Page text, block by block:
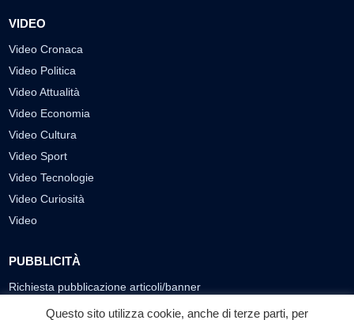
VIDEO
Video Cronaca
Video Politica
Video Attualità
Video Economia
Video Cultura
Video Sport
Video Tecnologie
Video Curiosità
Video
PUBBLICITÀ
Richiesta pubblicazione articoli/banner
Questo sito utilizza cookie, anche di terze parti, per